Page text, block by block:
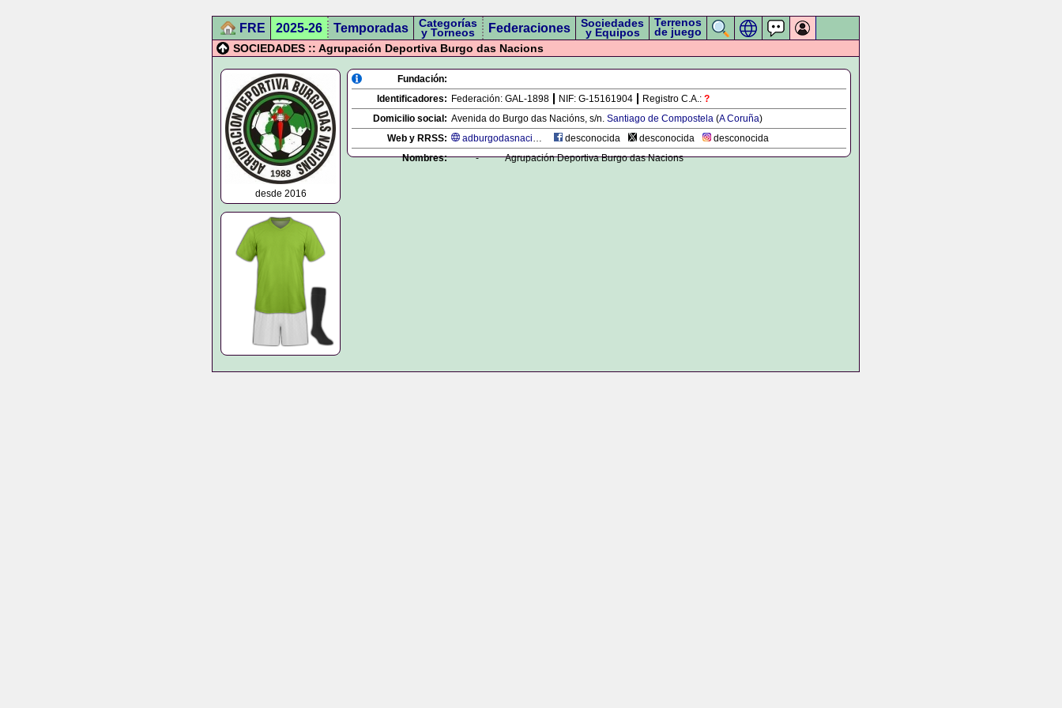
FRE 2025-26 Temporadas Categorías
y Torneos Federaciones Sociedades
y Equipos
Terrenos
de juego
SOCIEDADES :: Agrupación Deportiva Burgo das Nacions
desde 2016
Fundación:
Identificadores: Federación: GAL-1898 NIF: G-15161904 Registro C.A.: ?
Domicilio social: Avenida do Burgo das Nacións, s/n. Santiago de Compostela (A Coruña)
Web y RRSS:
adburgodasnacions.blogspot.com.es desconocida desconocida
desconocida
Nombres:
- Agrupación Deportiva Burgo das Nacions